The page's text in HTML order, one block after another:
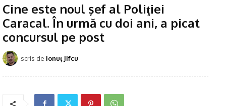
Cine este noul şef al Poliţiei
Caracal. În urmă cu doi ani, a picat
concursul pe post
scris de Ionuţ Jifcu